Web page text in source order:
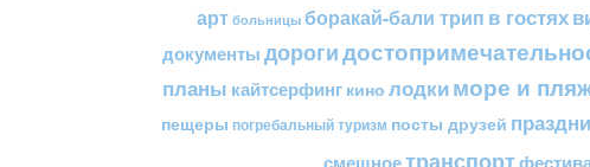
арт больницы боракай-бали трип в гостях
документыдороги
планы кайтсерфинг кино лодкиморе и
пещеры погребальный туризм посты друзей
смешноетранспорт